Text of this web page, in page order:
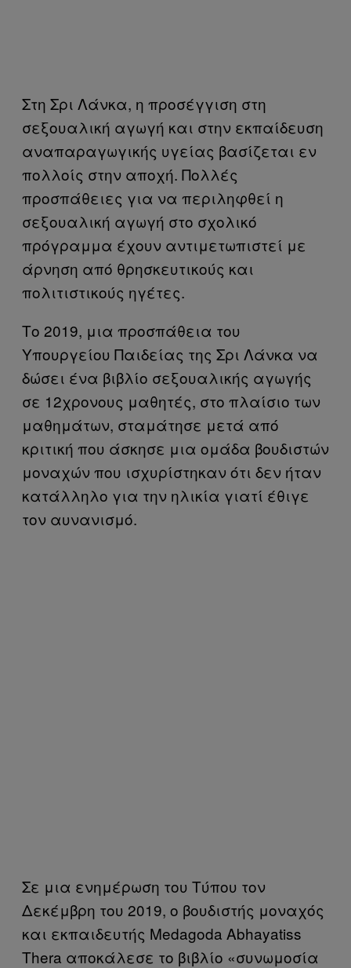
Στη Σρι Λάνκα, η προσέγγιση στη
σεξουαλική αγωγή και στην εκπαίδευση
αναπαραγωγικής υγείας βασίζεται εν
πολλοίς στην αποχή. Πολλές
προσπάθειες για να περιληφθεί η
σεξουαλική αγωγή στο σχολικό
πρόγραμμα έχουν αντιμετωπιστεί με
άρνηση από θρησκευτικούς και
πολιτιστικούς ηγέτες.
Το 2019, μια προσπάθεια του
Υπουργείου Παιδείας της Σρι Λάνκα να
δώσει ένα βιβλίο σεξουαλικής αγωγής
σε 12χρονους μαθητές, στο πλαίσιο των
μαθημάτων, σταμάτησε μετά από
κριτική που άσκησε μια ομάδα βουδιστών
μοναχών που ισχυρίστηκαν ότι δεν ήταν
κατάλληλο για την ηλικία γιατί έθιγε
τον αυνανισμό.
Σε μια ενημέρωση του Τύπου τον
Δεκέμβρη του 2019, ο βουδιστής μοναχός
και εκπαιδευτής Medagoda Abhayatiss
Thera αποκάλεσε το βιβλίο «συνωμοσία